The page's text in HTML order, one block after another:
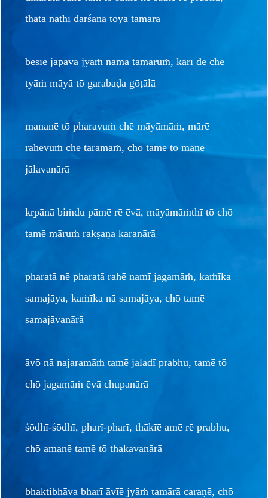
thātā nathī darśana tōya tamārā
bēsīē japavā jyāṁ nāma tamāruṁ, karī dē chē
tyāṁ māyā tō garabaḍa gōṭālā
mananē tō pharavuṁ chē māyāmāṁ, mārē
rahēvuṁ chē tārāmāṁ, chō tamē tō manē
jālavanārā
kr̥pānā biṁdu pāmē rē ēvā, māyāmāṁthī tō chō
tamē māruṁ rakṣaṇa karanārā
pharatā nē pharatā rahē namī jagamāṁ, kaṁīka
samajāya, kaṁīka nā samajāya, chō tamē
samajāvanārā
āvō nā najaramāṁ tamē jaladī prabhu, tamē tō
chō jagamāṁ ēvā chupanārā
śōdhī-śōdhī, pharī-pharī, thākīē amē rē prabhu,
chō amanē tamē tō thakavanārā
bhaktibhāva bharī āvīē jyāṁ tamārā caraṇē, chō